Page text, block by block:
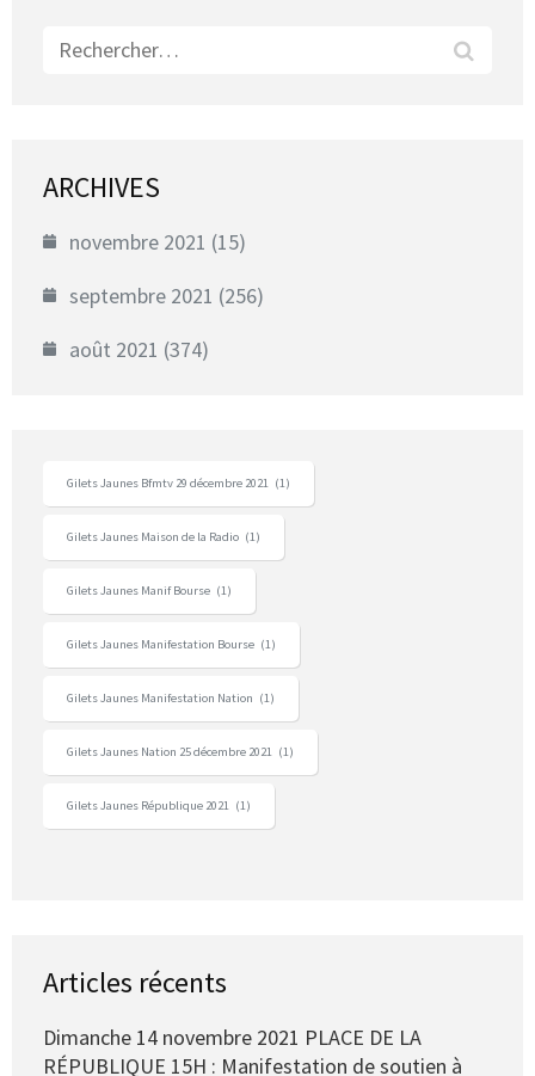
Rechercher :
ARCHIVES
novembre 2021 (15)
septembre 2021 (256)
août 2021 (374)
Gilets Jaunes Bfmtv 29 décembre 2021 (1)
Gilets Jaunes Maison de la Radio (1)
Gilets Jaunes Manif Bourse (1)
Gilets Jaunes Manifestation Bourse (1)
Gilets Jaunes Manifestation Nation (1)
Gilets Jaunes Nation 25 décembre 2021 (1)
Gilets Jaunes République 2021 (1)
Articles récents
Dimanche 14 novembre 2021 PLACE DE LA
RÉPUBLIQUE 15H : Manifestation de soutien à